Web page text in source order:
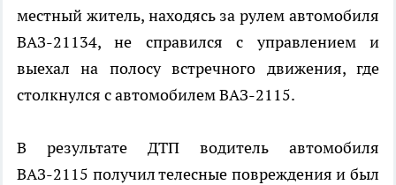
местный житель, находясь за рулем автомобиля
ВАЗ-21134, не справился с управлением и
выехал на полосу встречного движения, где
столкнулся с автомобилем ВАЗ-2115.
В результате ДТП водитель автомобиля
ВАЗ-2115 получил телесные повреждения и был